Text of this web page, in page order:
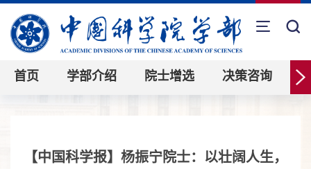
首页 学部介绍 院士增选 决策咨询
【中国科学报】杨振宁院士：以壮阔人生，